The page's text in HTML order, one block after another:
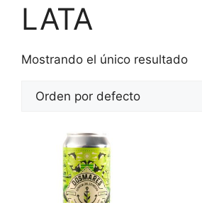
LATA
Mostrando el único resultado